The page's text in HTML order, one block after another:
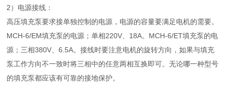
2）电源接线：
高压填充泵要求接单独控制的电源，电源的容量要满足电机的需要。
MCH-6/EM填充泵的电源；单相220V、18A。MCH-6/ET填充泵的电
源；三相380V、6.5A。接线时要注意电机的旋转方向，如果与填充
泵工作方向不一致时将三相中的任意两相互换即可。无论哪一种型号
的填充泵都应该有可靠的接地保护。